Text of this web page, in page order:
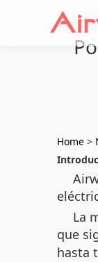
Home >
La
que
hasta